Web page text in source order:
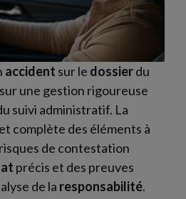
accident sur le dossierdu
une gestion rigoureuse
suivi administratif. La
complète des éléments à
de contestation
précis et des preuves
de la responsabilité.